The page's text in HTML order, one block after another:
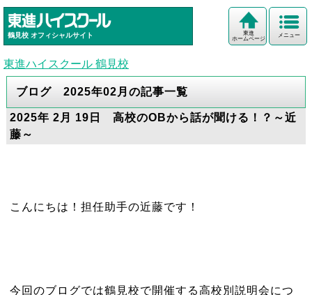
鶴見校 オフィシャルサイト メニュー
東進
ホームページ
東進ハイスクール 鶴見校
ブログ 2025年02月の記事一覧
2025年 2月 19日 高校のOBから話が聞ける！？～近
藤～
こんにちは！担任助手の近藤です！
今回のブログでは鶴見校で開催する高校別説明会につ